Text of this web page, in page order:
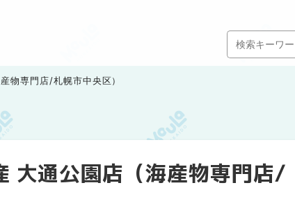
物専門店/札幌市中央区）
大通公園店（海産物専門店/